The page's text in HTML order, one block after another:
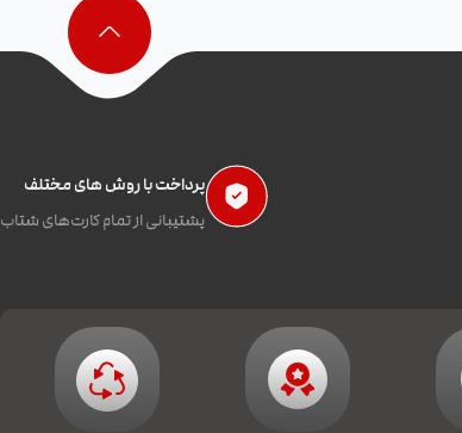
پرداخت با روش های مختلف
پشتیبانی از تمام کارت‌های شتاب